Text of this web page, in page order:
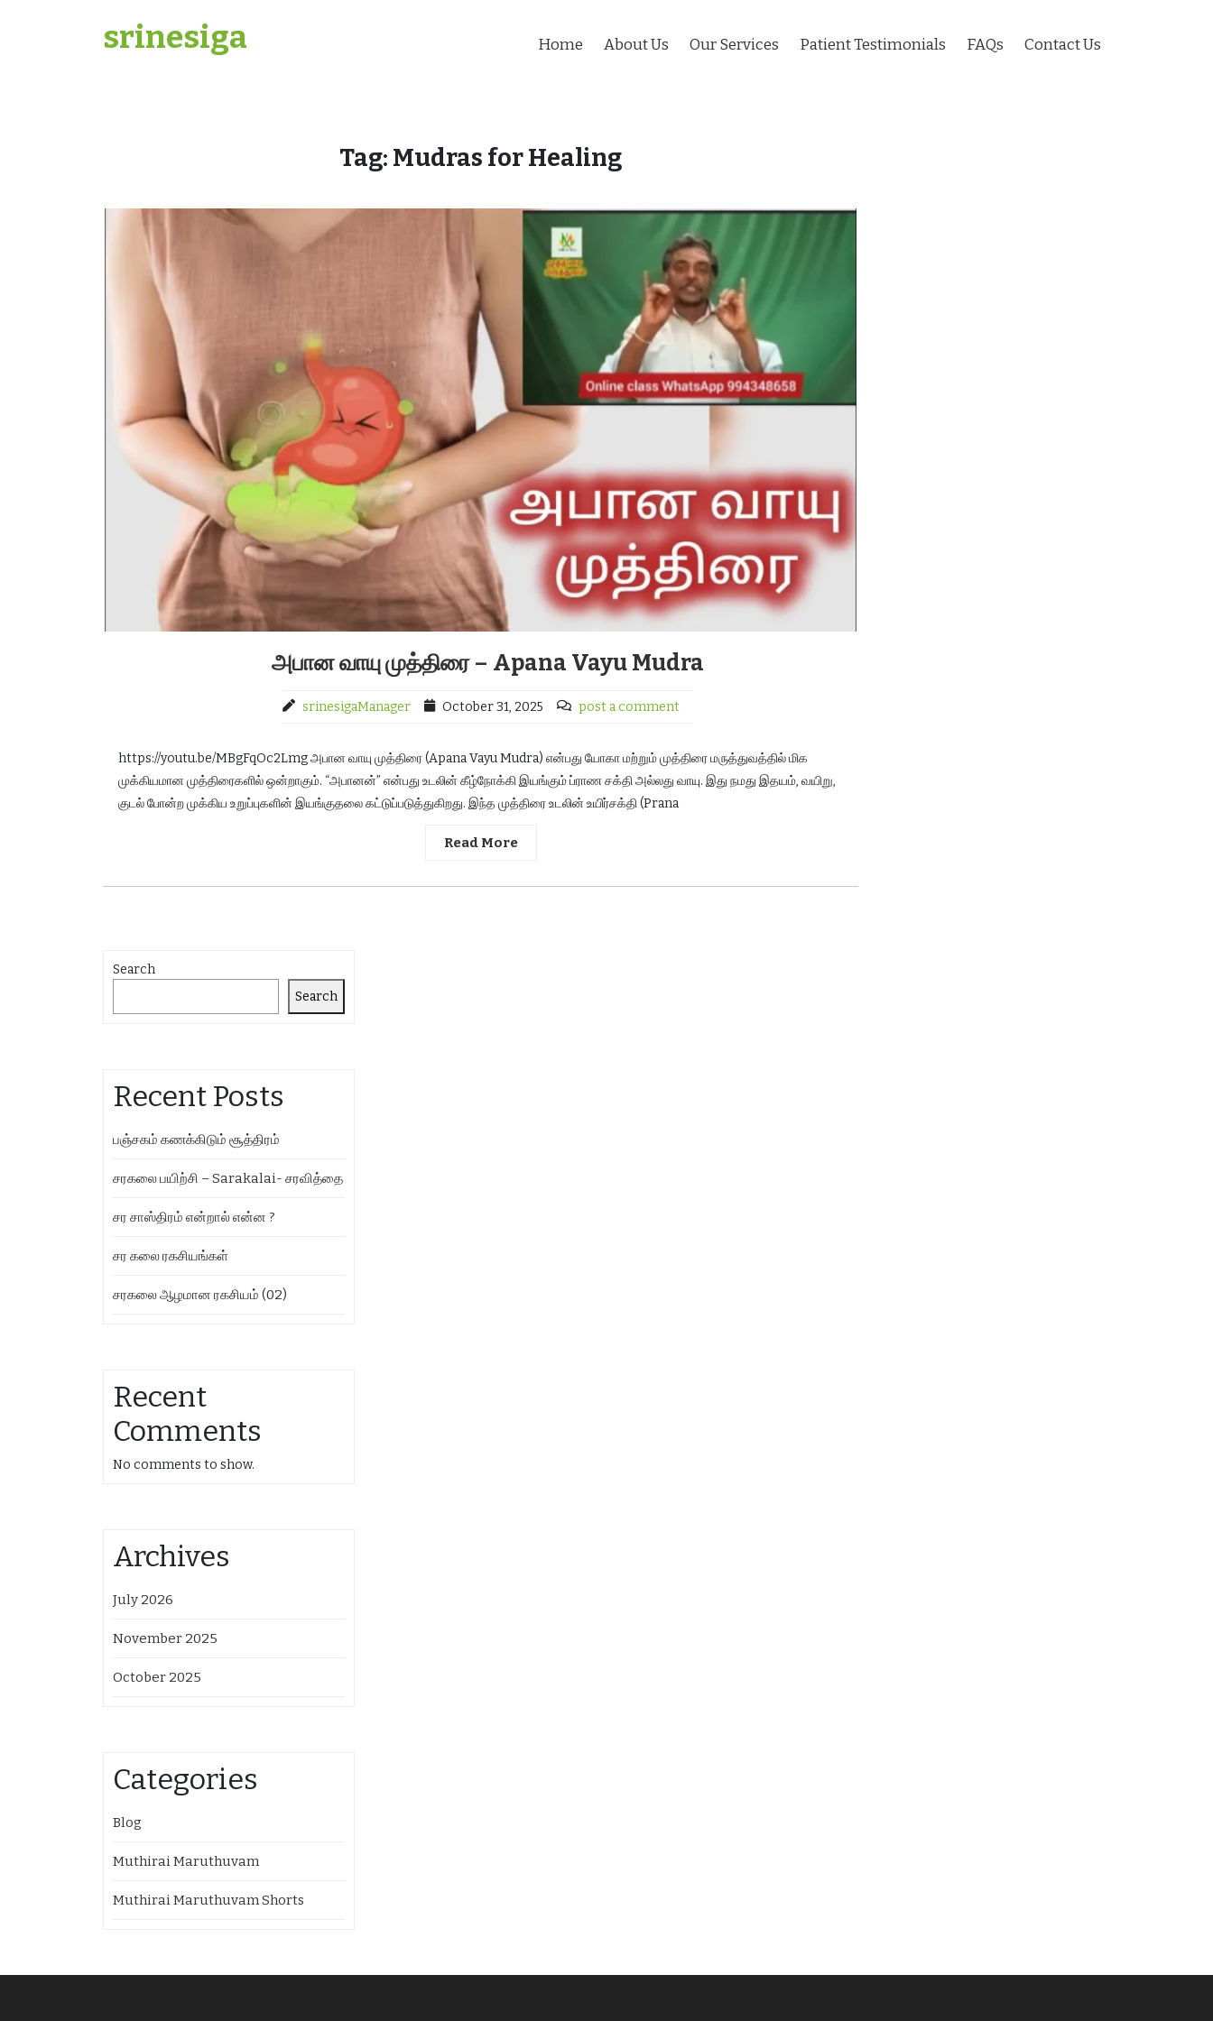
srinesiga Home About Us Our Services Patient Testimonials FAQs Contact Us
Tag: Mudras for Healing
அபான வாயு முத்திரை – Apana Vayu Mudra
srinesigaManager October 31, 2025 post a comment
https://youtu.be/MBgFqOc2Lmg அபான வாயு முத்திரை (Apana Vayu Mudra) என்பது யோகா மற்றும் முத்திரை மருத்துவத்தில் மிக
முக்கியமான முத்திரைகளில் ஒன்றாகும். “அபானன்” என்பது உடலின் கீழ்நோக்கி இயங்கும் ப்ராண சக்தி அல்லது வாயு. இது நமது இதயம், வயிறு,
குடல் போன்ற முக்கிய உறுப்புகளின் இயங்குதலை கட்டுப்படுத்துகிறது. இந்த முத்திரை உடலின் உயிர்சக்தி (Prana
Read More
Search
Search
Recent Posts
பஞ்சகம் கணக்கிடும் சூத்திரம்
சரகலை பயிற்சி – Sarakalai- சரவித்தை
சர சாஸ்திரம் என்றால் என்ன ?
சர கலை ரகசியங்கள்
சரகலை ஆழமான ரகசியம் (02)
Recent
Comments
No comments to show.
Archives
July 2026
November 2025
October 2025
Categories
Blog
Muthirai Maruthuvam
Muthirai Maruthuvam Shorts